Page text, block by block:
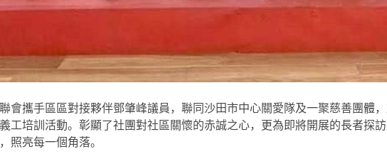
會攜手區區對接夥伴鄧肇峰議員，聯同沙田市中心關愛隊及一聚慈善團
工培訓活動。彰顯了社團對社區關懷的赤誠之心，更為即將開展的長者探
照亮每一個角落。